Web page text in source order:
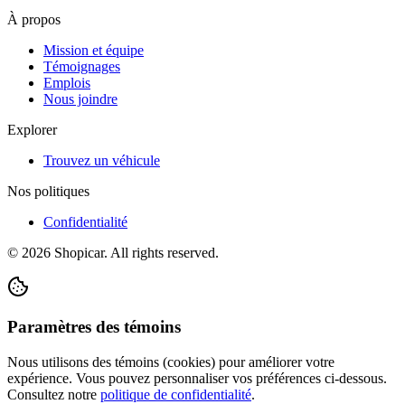
À propos
Mission et équipe
Témoignages
Emplois
Nous joindre
Explorer
Trouvez un véhicule
Nos politiques
Confidentialité
© 2026 Shopicar. All rights reserved.
Paramètres des témoins
Nous utilisons des témoins (cookies) pour améliorer votre
expérience. Vous pouvez personnaliser vos préférences ci-dessous.
Consultez notre politique de confidentialité.